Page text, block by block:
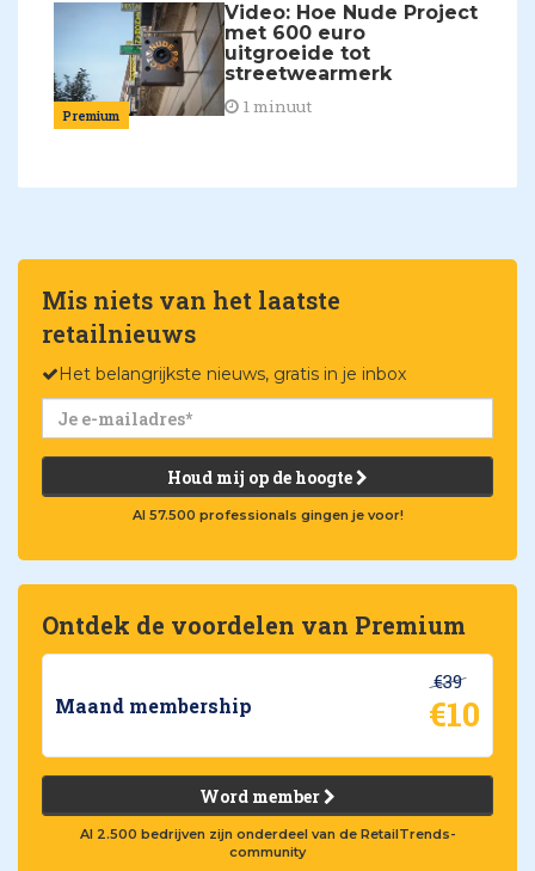
Premium
Video: Hoe Nude Project
met 600 euro
uitgroeide tot
streetwearmerk
1 minuut
Mis niets van het laatste
retailnieuws
Het belangrijkste nieuws, gratis in je inbox
Houd mij op de hoogte
Al 57.500 professionals gingen je voor!
Ontdek de voordelen van Premium
Maand membership
€39
€10
Word member
Al 2.500 bedrijven zijn onderdeel van de RetailTrends-
community